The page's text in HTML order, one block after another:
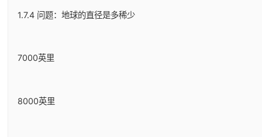
1.7.4 问题：地球的直径是多稀少
7000英里
8000英里